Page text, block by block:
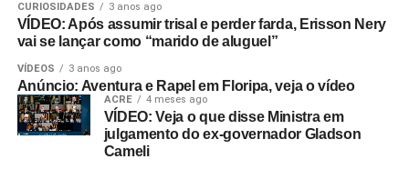
CURIOSIDADES 3 anos ago
VÍDEO: Após assumir trisal e perder farda, Erisson Nery
vai se lançar como “marido de aluguel”
VÍDEOS 3 anos ago
Anúncio: Aventura e Rapel em Floripa, veja o vídeo
ACRE 4 meses ago
VÍDEO: Veja o que disse Ministra em
julgamento do ex-governador Gladson
Cameli